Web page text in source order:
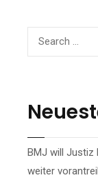
BMJ will Justiz
weiter